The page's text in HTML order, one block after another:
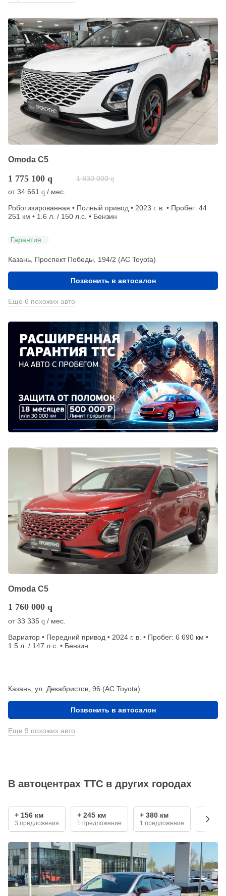
Omoda C5
1 775 100 q 1 830 000 q
от34 661 q / мес.
Роботизированная • Полный привод • 2023 г. в. • Пробег: 44
251 км • 1.6 л. / 150 л.с. • Бензин
Гарантия
Казань, Проспект Победы, 194/2 (АС Toyota)
Позвонить в автосалон
Еще 6 похожих авто
Omoda C5
1 760 000 q
от33 335 q / мес.
Вариатор • Передний привод • 2024 г. в. • Пробег: 6 690 км •
1.5 л. / 147 л.с. • Бензин
Казань, ул. Декабристов, 96 (АС Toyota)
Позвонить в автосалон
Еще 9 похожих авто
В автоцентрах ТТС в других городах
+ 156 км
3 предложения
+ 245 км
1 предложение
+ 380 км
1 предложение
+ 530
4